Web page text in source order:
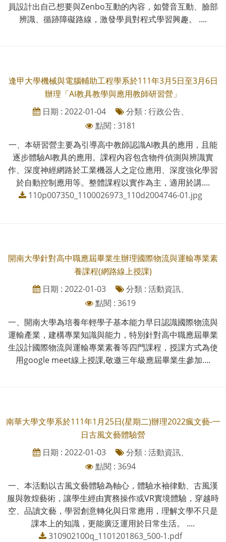
員設計出自己想要與Zenbo互動的內容，如聲音互動、臉部
辨識、循跡障礙路線，激發學員對程式學習興趣。 ....
逢甲大學機械與電腦輔助工程學系於111年3月5日至3月6日
辦理「AI教具教學與應用教師研習營」
日期 : 2022-01-04
分類 : 行政公告、
點閱 : 3181
一、本研習營主要為引導高中教師認識AI教具的應用，且能
逐步體驗AI教具的應用。課程內容包含物件偵測與辨識實
作、深度神經網路於工業機器人之定位應用、深度強化學習
於自動控制應用等。整體課程以實作為主，適用於講....
110p007350_1100026973_110d2004746-01.jpg
開南大學針對高中職應屆畢業生辦理國際物流與運輸專業素
養課程(網路線上授課)
日期 : 2022-01-03
分類 : 活動資訊、
點閱 : 3619
一、開南大學為培養年輕學子基本能力早日認識國際物流與
運輸產業，建構專業知識與能力，特別針對高中職應屆畢業
生設計國際物流與運輸專業素養等四門課程，授課方式為使
用google meet線上授課,敬邀三年級應屆畢業生參加....
南華大學文學系於111年1月25日(星期二)辦理2022瘋文藝-一
日古風文藝體驗營
日期 : 2022-01-03
分類 : 活動資訊、
點閱 : 3694
一、本活動以古風文藝體驗為軸心，體驗水袖律動、古風漢
服與敦煌藝術，讓學生經由實務操作或VR實境體驗，穿越時
空、品讀文藝，學習創意轉化與日常應用，理解文學不只是
課本上的知識，更能廣泛運用於日常生活。 ....
310902100q_1101201863_500-1.pdf